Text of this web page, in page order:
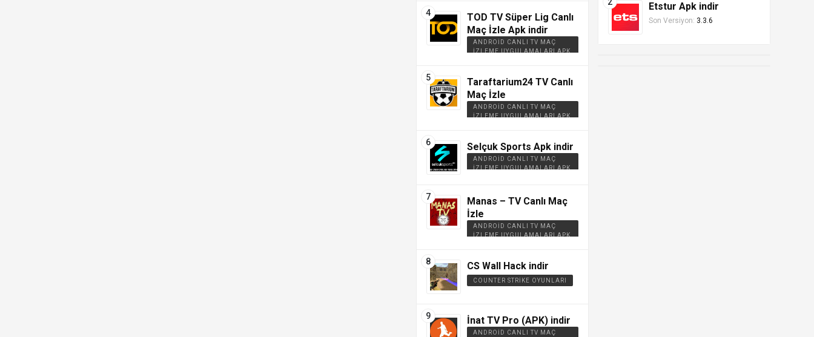
TOD TV Süper Lig Canlı
Maç İzle Apk indir
ANDROID CANLI TV MAÇ
İZLEME UYGULAMALARI APK
Taraftarium24 TV Canlı
Maç İzle
ANDROID CANLI TV MAÇ
İZLEME UYGULAMALARI APK
Selçuk Sports Apk indir
ANDROID CANLI TV MAÇ
İZLEME UYGULAMALARI APK
Manas – TV Canlı Maç
İzle
ANDROID CANLI TV MAÇ
İZLEME UYGULAMALARI APK
CS Wall Hack indir
COUNTER STRIKE OYUNLARI
İnat TV Pro (APK) indir
ANDROID CANLI TV MAÇ
Etstur Apk indir
Son Versiyon: 3.3.6